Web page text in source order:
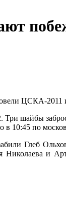
ЦСКА-2011
шайбы
10:45 по
Глеб
Николаева и